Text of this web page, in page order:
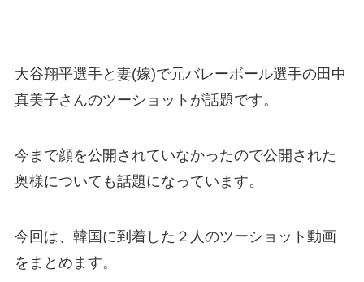
大谷翔平選手と妻(嫁)で元バレーボール選手の田中
真美子さんのツーショットが話題です。
今まで顔を公開されていなかったので公開された
奥様についても話題になっています。
今回は、韓国に到着した２人のツーショット動画
をまとめます。